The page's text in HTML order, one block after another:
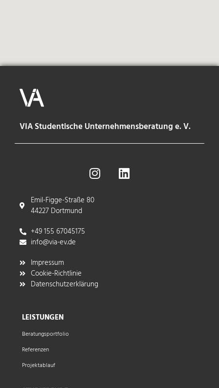
VIA Studentische Unternehmensberatung e. V.
Emil-Figge-Straße 80
44227 Dortmund
+49 155 67045175
info@via-ev.de​
Impressum
Cookie-Richtlinie
Datenschutzerklärung
LEISTUNGEN
Beratungsportfolio
Referenzen
Projektablauf